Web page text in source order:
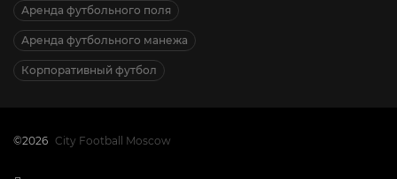
Аренда футбольного поля
Аренда футбольного манежа
Корпоративный футбол
©2026 City Football Moscow